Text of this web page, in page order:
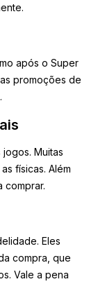
após o Super
promoções de
Muitas
físicas. Além
comprar.
Eles
compra, que
Vale a pena